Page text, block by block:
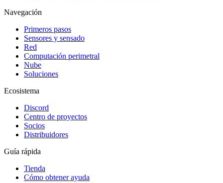
Navegación
Primeros pasos
Sensores y sensado
Red
Computación perimetral
Nube
Soluciones
Ecosistema
Discord
Centro de proyectos
Socios
Distribuidores
Guía rápida
Tienda
Cómo obtener ayuda